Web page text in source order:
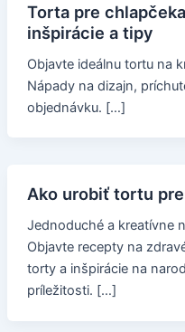
Torta pre
inšpirácie a tipy
Objavte ideálnu tortu na
Nápady na dizajn,
objednávku. […]
Ako urobiť tortu
Jednoduché a kreatívne
Objavte recepty na
torty a inšpirácie na
príležitosti. […]